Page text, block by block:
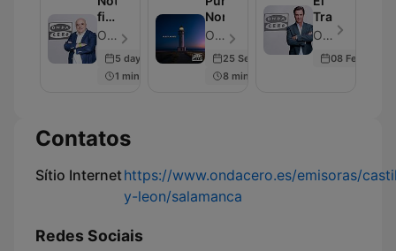
fin
de
semana
OndaCero - Episódio 297
5 days ago
1 min
Norte
OndaCero - Episódio 300
25 Sep 2025
8 min
Transistor
OndaCero - Episódio 300
08 Feb 2024
Contatos
Sítio Internethttps://www.ondacero.es/emisoras/
y-leon/salamanca
Redes Sociais